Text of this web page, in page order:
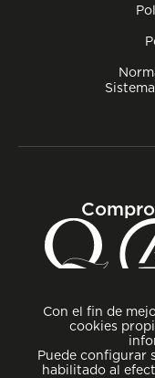
Con el fin de
cookies
Puede configurar
habilitado al